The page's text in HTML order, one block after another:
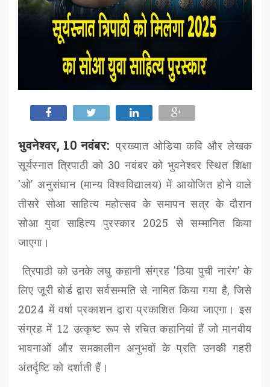
भुवनेश्वर, 10 नवंबर: प्रख्यात ओडिया कवि और लेखक
सूर्यस्नात त्रिपाठी को 30 नवंबर को भुवनेश्वर स्थित शिक्षा
'ओ'अनुसंधान (मान्य विश्वविद्यालय) में आयोजित होने वाले
तीसरे सोआ साहित्य महोत्सव के समापन सत्र के दौरान
सोआ युवा साहित्य पुरस्कार 2025 से सम्मानित किया
जाएगा।
त्रिपाठी को उनके लघु कहानी संग्रह 'ठिया पुची नारंग'के
लिए जूरी बोर्ड द्वारा सर्वसम्मति से नामित किया गया है,जिसे
2024 में वर्षा प्रकाशन द्वारा प्रकाशित किया जाएगा। इस
संग्रह में 12 उत्कृष्ट रूप से रचित कहानियां हैं जो मानवीय
भावनाओं और समकालीन अनुभवों के प्रति उनकी गहरी
अंतर्दृष्टि को दर्शाती हैं।